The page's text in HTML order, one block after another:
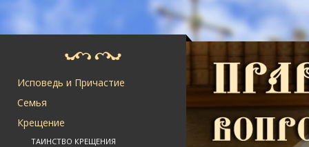
Исповедь и Причастие
Семья
Крещение
ТАИНСТВО КРЕЩЕНИЯ